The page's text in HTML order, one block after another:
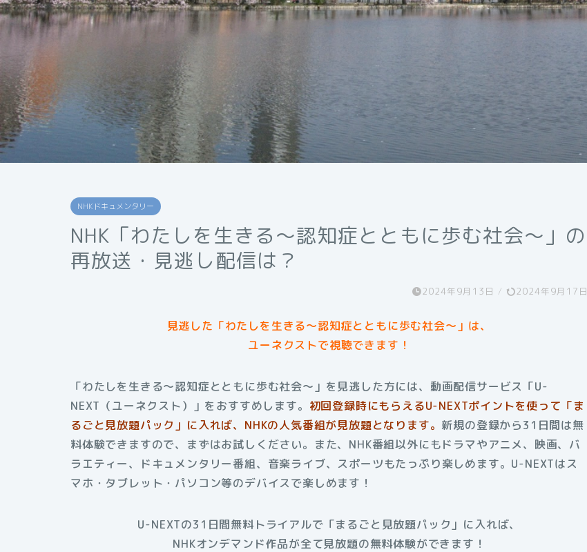
NHKドキュメンタリー
NHK「わたしを生きる〜認知症とともに歩む社会〜」の
再放送・見逃し配信は？
2024年9月13日 / 2024年9月17日
見逃した「わたしを生きる〜認知症とともに歩む社会〜」は、
ユーネクストで視聴できます！
「わたしを生きる〜認知症とともに歩む社会〜」を見逃した方には、動画配信サービス「U-
NEXT（ユーネクスト）」をおすすめします。 初回登録時にもらえるU-NEXTポイントを使って「ま
るごと見放題パック」に入れば、NHKの人気番組が見放題となります。 新規の登録から31日間は無
料体験できますので、まずはお試しください。また、NHK番組以外にもドラマやアニメ、映画、バ
ラエティー、ドキュメンタリー番組、音楽ライブ、スポーツもたっぷり楽しめます。U-NEXTはス
マホ・タブレット・パソコン等のデバイスで楽しめます！
U-NEXTの31日間無料トライアルで「まるごと見放題パック」に入れば、
NHKオンデマンド作品が全て見放題の無料体験ができます！